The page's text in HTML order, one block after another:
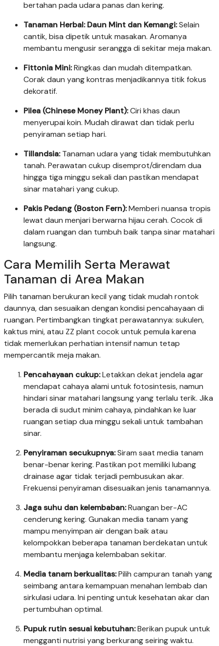
bertahan pada udara panas dan kering.
Tanaman Herbal: Daun Mint dan Kemangi:Selain
cantik, bisa dipetik untuk masakan. Aromanya
membantu mengusir serangga di sekitar meja makan.
Fittonia Mini:Ringkas dan mudah ditempatkan.
Corak daun yang kontras menjadikannya titik fokus
dekoratif.
Pilea (Chinese Money Plant):Ciri khas daun
menyerupai koin. Mudah dirawat dan tidak perlu
penyiraman setiap hari.
Tillandsia:Tanaman udara yang tidak membutuhkan
tanah. Perawatan cukup disemprot/direndam dua
hingga tiga minggu sekali dan pastikan mendapat
sinar matahari yang cukup.
Pakis Pedang (Boston Fern):Memberi nuansa tropis
lewat daun menjari berwarna hijau cerah. Cocok di
dalam ruangan dan tumbuh baik tanpa sinar matahari
langsung.
Cara Memilih Serta Merawat
Tanaman di Area Makan
Pilih tanaman berukuran kecil yang tidak mudah rontok
daunnya, dan sesuaikan dengan kondisi pencahayaan di
ruangan. Pertimbangkan tingkat perawatannya: sukulen,
kaktus mini, atau ZZ plant cocok untuk pemula karena
tidak memerlukan perhatian intensif namun tetap
mempercantik meja makan.
Pencahayaan cukup:Letakkan dekat jendela agar
mendapat cahaya alami untuk fotosintesis, namun
hindari sinar matahari langsung yang terlalu terik. Jika
berada di sudut minim cahaya, pindahkan ke luar
ruangan setiap dua minggu sekali untuk tambahan
sinar.
Penyiraman secukupnya:Siram saat media tanam
benar-benar kering. Pastikan pot memiliki lubang
drainase agar tidak terjadi pembusukan akar.
Frekuensi penyiraman disesuaikan jenis tanamannya.
Jaga suhu dan kelembaban:Ruangan ber-AC
cenderung kering. Gunakan media tanam yang
mampu menyimpan air dengan baik atau
kelompokkan beberapa tanaman berdekatan untuk
membantu menjaga kelembaban sekitar.
Media tanam berkualitas:Pilih campuran tanah yang
seimbang antara kemampuan menahan lembab dan
sirkulasi udara. Ini penting untuk kesehatan akar dan
pertumbuhan optimal.
Pupuk rutin sesuai kebutuhan:Berikan pupuk untuk
mengganti nutrisi yang berkurang seiring waktu.